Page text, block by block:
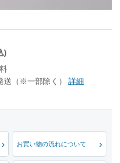
)
送（※一部除く）
詳細
お買い物の流れについて